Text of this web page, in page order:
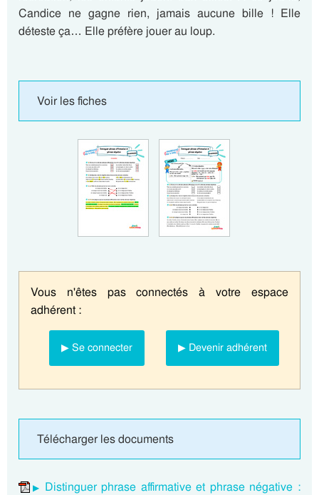
Candice ne gagne rien, jamais aucune bille ! Elle
déteste ça… Elle préfère jouer au loup.
Voir les fiches
Vous n'êtes pas connectés à votre espace
adhérent :
▶ Se connecter ▶ Devenir adhérent
Télécharger les documents
Distinguer phrase affirmative et phrase négative :